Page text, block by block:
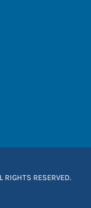
RIGHTS RESERVED.